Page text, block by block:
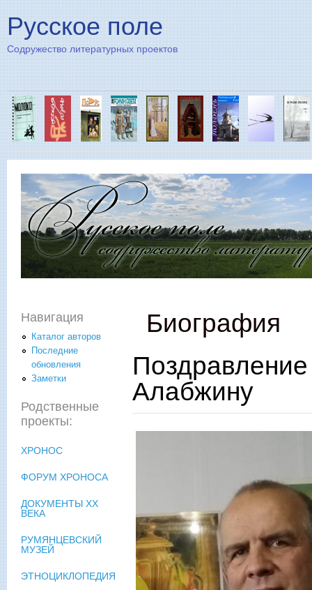
Русское поле
Содружество литературных проектов
Биография
Алабжину
Навигация
Каталог авторов
Последние
обновления
Заметки
Родственные
проекты:
ХРОНОС
ФОРУМ ХРОНОСА
ДОКУМЕНТЫ XX
ВЕКА
РУМЯНЦЕВСКИЙ
МУЗЕЙ
ЭТНОЦИКЛОПЕДИЯ